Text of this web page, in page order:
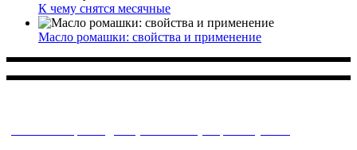
К чему снятся месячные
Масло ромашки: свойства и применение